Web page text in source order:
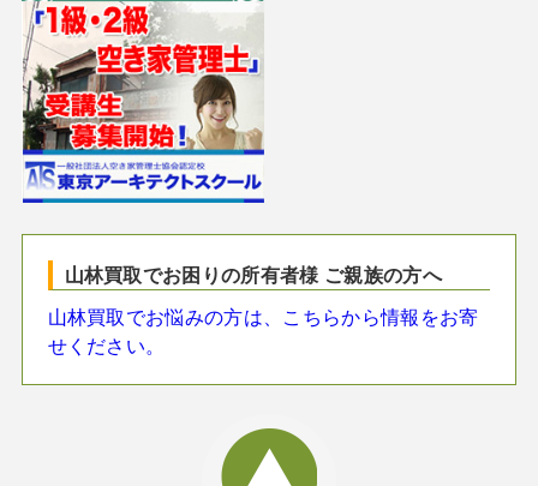
山林買取でお困りの所有者様 ご親族の方へ
山林買取でお悩みの方は、こちらから情報をお寄
せください。